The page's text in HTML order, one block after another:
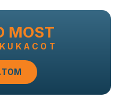
MOST